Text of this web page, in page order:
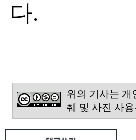
다.
위의 기사는 개
췌 및 사진 사